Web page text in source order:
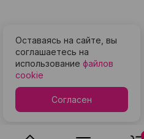
Оставаясь на сайте, вы
соглашаетесь на
использование файлов
cookie
Согласен